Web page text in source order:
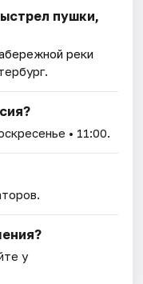
пушки,
реки
• 11:00.
у